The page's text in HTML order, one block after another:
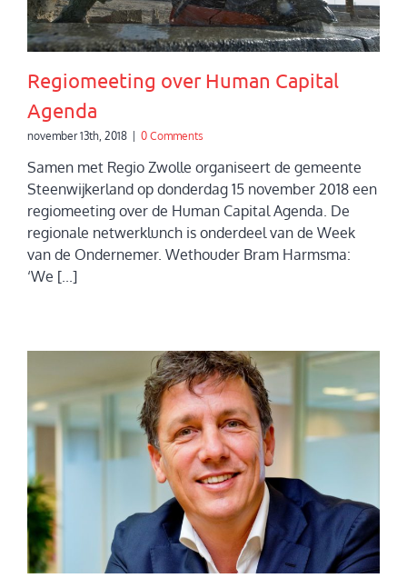
Regiomeeting over Human Capital
Agenda
november 13th, 2018 0 Comments
Samen met Regio Zwolle organiseert de gemeente
Steenwijkerland op donderdag 15 november 2018 een
regiomeeting over de Human Capital Agenda. De
regionale netwerklunch is onderdeel van de Week
van de Ondernemer. Wethouder Bram Harmsma:
‘We [...]